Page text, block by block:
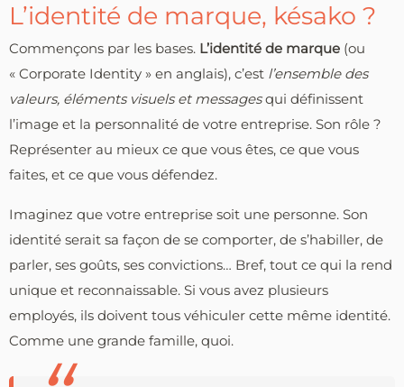
L’identité de marque, késako ?
Commençons par les bases. L’identité de marque (ou
« Corporate Identity » en anglais), c’est l’ensemble des
valeurs, éléments visuels et messagesqui définissent
l’image et la personnalité de votre entreprise. Son rôle ?
Représenter au mieux ce que vous êtes, ce que vous
faites, et ce que vous défendez.
Imaginez que votre entreprise soit une personne. Son
identité serait sa façon de se comporter, de s’habiller, de
parler, ses goûts, ses convictions… Bref, tout ce qui la rend
unique et reconnaissable. Si vous avez plusieurs
employés, ils doivent tous véhiculer cette même identité.
Comme une grande famille, quoi.